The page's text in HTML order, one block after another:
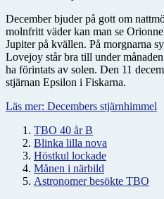
December bjuder på gott om
molnfritt väder kan man se
Jupiter på kvällen. På morgnarna
Lovejoy står bra till under
ha förintats av solen. Den 11
stjärnan Epsilon i Fiskarna.
Läs mer: Decembers stjärnhimmel
TBO 40 år B
Blinka lilla nova
Höstkul lockade
Månen i närbild
Astronomer besökte TBO